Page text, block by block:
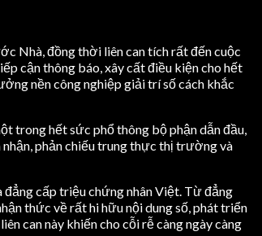
Nhà, đồng thời liên can tích rất đến cuộc
cận thông báo, xây cất điều kiện cho hết
nền công nghiệp giải trí số cách khắc
trong hết sức phổ thông bộ phận dẫn đầu,
phản chiếu trung thực thị trường và
đẳng cấp triệu chứng nhân Việt. Từ đẳng
thức về rất hi hữu nội dung số, phát triển
can này khiến cho cỗi rễ càng ngày càng